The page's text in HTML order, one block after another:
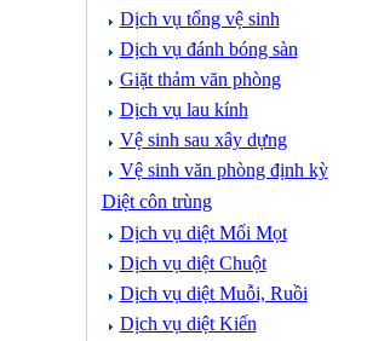
Dịch vụ tổng vệ sinh
Dịch vụ đánh bóng sàn
Giặt thảm văn phòng
Dịch vụ lau kính
Vệ sinh sau xây dựng
Vệ sinh văn phòng định kỳ
Diệt côn trùng
Dịch vụ diệt Mối Mọt
Dịch vụ diệt Chuột
Dịch vụ diệt Muỗi, Ruồi
Dịch vụ diệt Kiến